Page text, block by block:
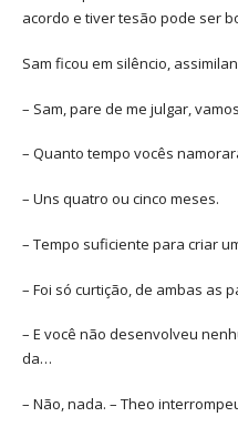
acordo e tiver tesão pode ser
Sam ficou em silêncio,
– Sam, pare de me julgar,
– Quanto tempo vocês
– Uns quatro ou cinco meses.
– Tempo suficiente para criar
– Foi só curtição, de ambas as
– E você não desenvolveu
da…
– Não, nada. – Theo